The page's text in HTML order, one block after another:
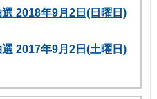
2018年9月2日(日曜日)
2017年9月2日(土曜日)